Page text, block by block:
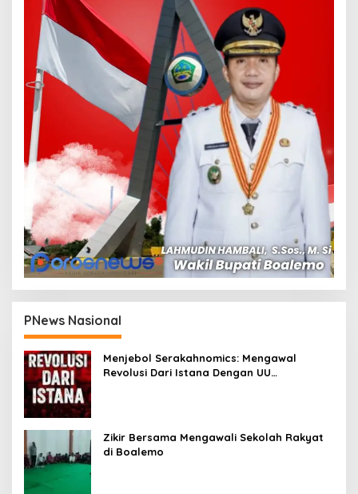
PNews Nasional
Menjebol Serakahnomics: Mengawal
Revolusi Dari Istana Dengan UU
Zikir Bersama Mengawali Sekolah Rakyat
di Boalemo